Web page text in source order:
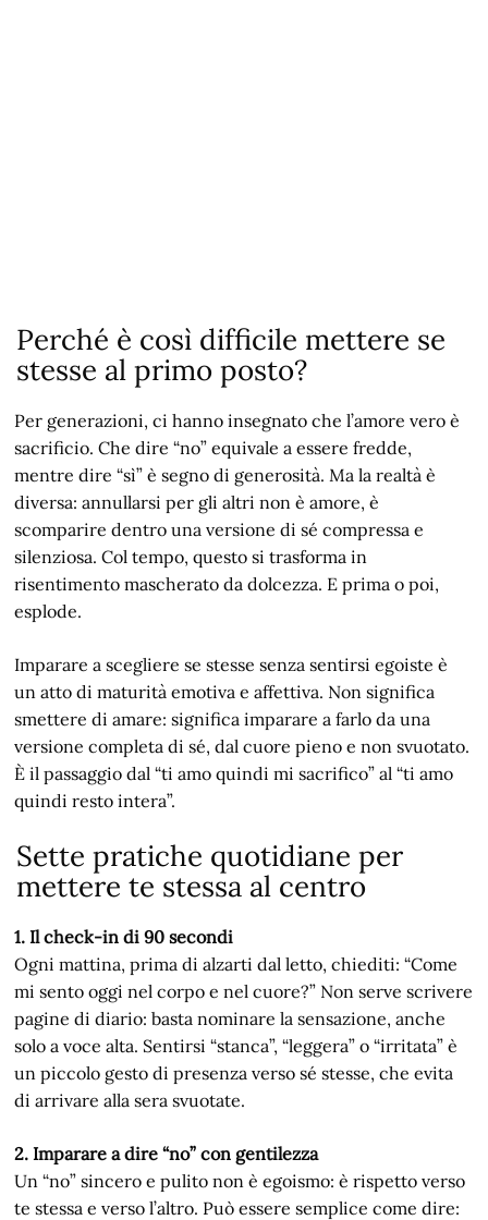
Perché è così difficile mettere se
stesse al primo posto?
Per generazioni, ci hanno insegnato che l’amore vero è
sacrificio. Che dire “no” equivale a essere fredde,
mentre dire “sì” è segno di generosità. Ma la realtà è
diversa: annullarsi per gli altri non è amore, è
scomparire dentro una versione di sé compressa e
silenziosa. Col tempo, questo si trasforma in
risentimento mascherato da dolcezza. E prima o poi,
esplode.
Imparare a scegliere se stesse senza sentirsi egoiste è
un atto di maturità emotiva e affettiva. Non significa
smettere di amare: significa imparare a farlo da una
versione completa di sé, dal cuore pieno e non svuotato.
È il passaggio dal “ti amo quindi mi sacrifico” al “ti amo
quindi resto intera”.
Sette pratiche quotidiane per
mettere te stessa al centro
1. Il check-in di 90 secondi
Ogni mattina, prima di alzarti dal letto, chiediti: “Come
mi sento oggi nel corpo e nel cuore?” Non serve scrivere
pagine di diario: basta nominare la sensazione, anche
solo a voce alta. Sentirsi “stanca”, “leggera” o “irritata” è
un piccolo gesto di presenza verso sé stesse, che evita
di arrivare alla sera svuotate.
2. Imparare a dire “no” con gentilezza
Un “no” sincero e pulito non è egoismo: è rispetto verso
te stessa e verso l’altro. Può essere semplice come dire: